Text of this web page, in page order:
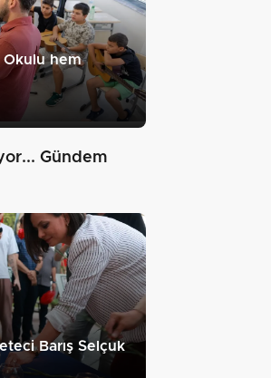
Okulu hem
Gündem
Barış Selçuk